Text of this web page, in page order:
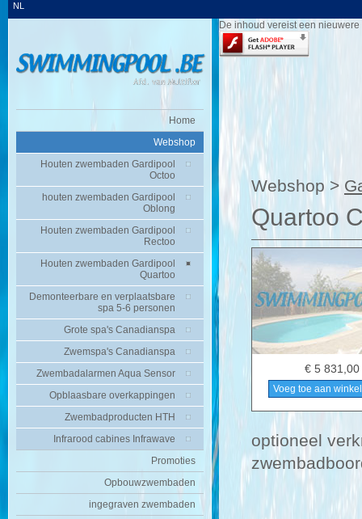
NL
Home
Webshop
Houten zwembaden Gardipool
Octoo
houten zwembaden Gardipool
Oblong
Houten zwembaden Gardipool
Rectoo
Houten zwembaden Gardipool
Quartoo
Demonteerbare en verplaatsbare
spa 5-6 personen
Grote spa's Canadianspa
Zwemspa's Canadianspa
Zwembadalarmen Aqua Sensor
Opblaasbare overkappingen
Zwembadproducten HTH
Infrarood cabines Infrawave
Promoties
Opbouwzwembaden
ingegraven zwembaden
De inhoud vereist een
Webshop >
Quartoo
€ 5 831,00
Voeg toe aan
optioneel